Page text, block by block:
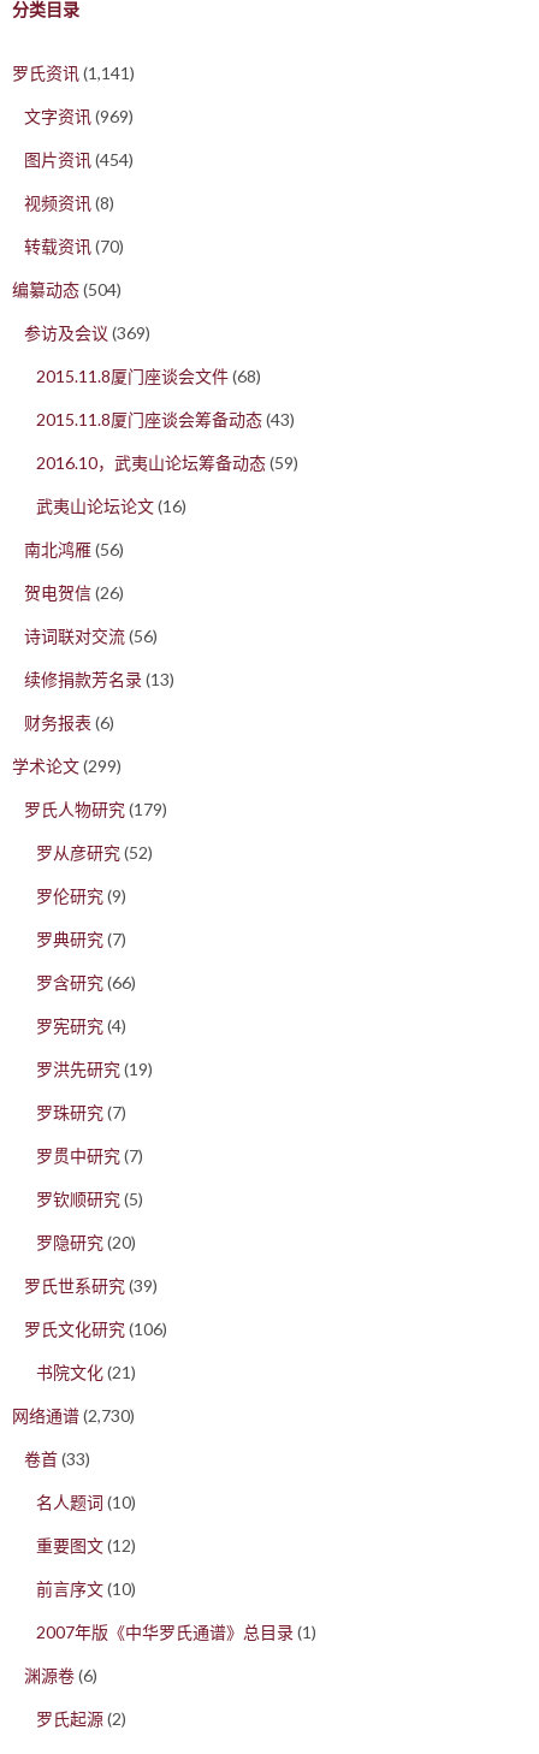
分类目录
罗氏资讯(1,141)
文字资讯(969)
图片资讯(454)
视频资讯(8)
转载资讯(70)
编纂动态(504)
参访及会议 (369)
2015.11.8厦门座谈会文件(68)
2015.11.8厦门座谈会筹备动态(43)
2016.10，武夷山论坛筹备动态(59)
武夷山论坛论文(16)
南北鸿雁(56)
贺电贺信(26)
诗词联对交流(56)
续修捐款芳名录(13)
财务报表 (6)
学术论文(299)
罗氏人物研究(179)
罗从彦研究(52)
罗伦研究(9)
罗典研究(7)
罗含研究(66)
罗宪研究(4)
罗洪先研究(19)
罗珠研究(7)
罗贯中研究(7)
罗钦顺研究(5)
罗隐研究(20)
罗氏世系研究(39)
罗氏文化研究(106)
书院文化(21)
网络通谱(2,730)
卷首(33)
名人题词 (10)
重要图文(12)
前言序文(10)
2007年版《中华罗氏通谱》总目录(1)
渊源卷(6)
罗氏起源(2)